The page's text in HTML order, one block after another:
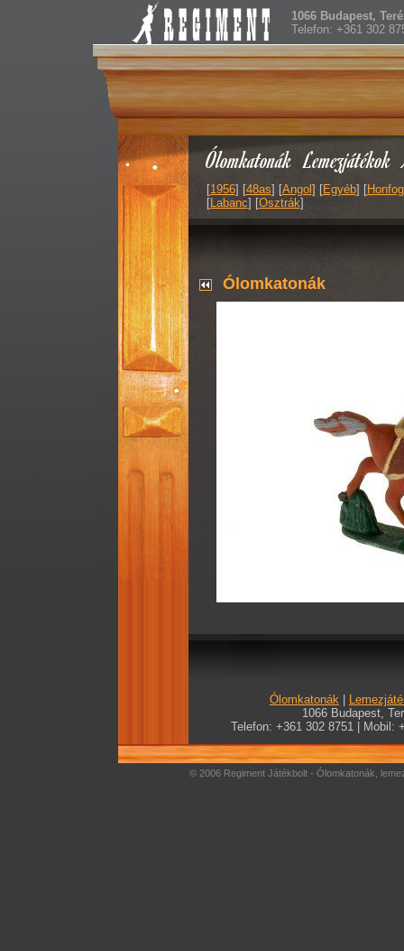
Ólomkatonák Lemezjátékok
1066 Budapest,
Telefon: +361 302
[1956] [48as] [Angol ] [Egyéb] [
[Labanc] [Osztrák]
Ólomkatonák
Ólomkatonák
1066 Budapest,
Telefon: +361 302 8751 | Mobil:
© 2006 Regiment Játékbolt - Ólomkatonák,